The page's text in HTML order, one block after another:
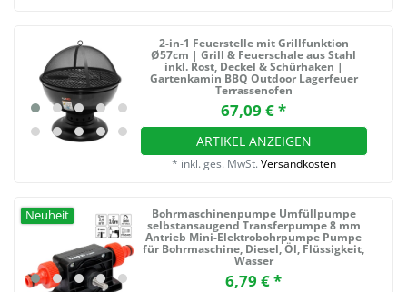
2-in-1 Feuerstelle mit Grillfunktion
Ø57cm | Grill & Feuerschale aus Stahl
inkl. Rost, Deckel & Schürhaken |
Gartenkamin BBQ Outdoor Lagerfeuer
Terrassenofen
67,09 € *
ARTIKEL ANZEIGEN
* inkl. ges. MwSt. Versandkosten
Neuheit Bohrmaschinenpumpe Umfüllpumpe
selbstansaugend Transferpumpe 8 mm
Antrieb Mini-Elektrobohrpumpe Pumpe
für Bohrmaschine, Diesel, Öl, Flüssigkeit,
Wasser
6,79 € *